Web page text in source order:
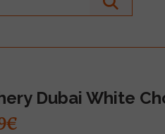
Dubai White